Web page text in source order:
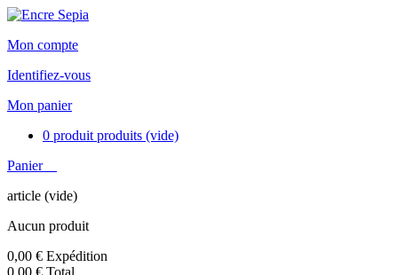
Mon compte
Identifiez-vous
Mon panier
0 produit produits (vide)
Panier
article (vide)
Aucun produit
0,00 € Expédition
0,00 € Total